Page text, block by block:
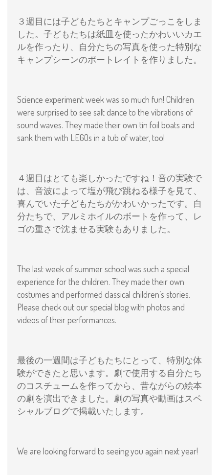
３週目には子どもたちとキャンプごっこをしま
した。子どもたちは紙皿を使ったかわいいカエ
ルを作ったり、自分たちの写真を使った特別な
キャンプシーンのポートレイトを作りました。
Science experiment week was so much fun! Children
were surprised to see salt dance to the vibrations of
sound waves. They made their own tin foil boats and
sank them with LEGOs in a tub of water, too!
４週目はとても楽しかったですね！音の実験で
は、音波によって塩が飛び跳ねる様子を見て、
喜んでいた子どもたちがかわいかったです。自
分たちで、アルミホイルのボートを作って、レ
ゴの重さで沈ませる実験もありました。
The last week of summer school was such a special
experience for the children. They made their own
costumes and performed classical children’s stories.
Please check out our special blog with photos and
videos of their performances.
最後の一週間は子どもたちにとって、特別な体
験ができたと思います。劇で使用する自分たち
のコスチュームを作ってから、昔ながらの絵本
の劇を演出できました。劇の写真や動画はスペ
シャルブログで掲載いたします。
We are looking forward to seeing you again next year!